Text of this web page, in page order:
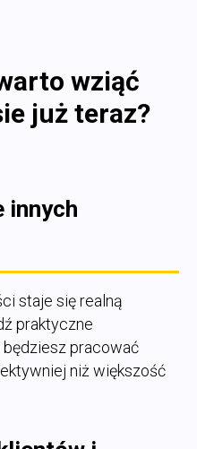
wziąć
już teraz?
innych
staje się realną
praktyczne
pracować
niż większość